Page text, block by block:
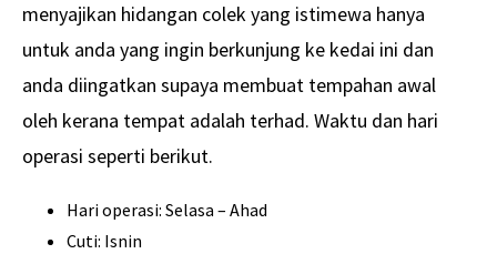
menyajikan hidangan colek yang istimewa hanya
untuk anda yang ingin berkunjung ke kedai ini dan
anda diingatkan supaya membuat tempahan awal
oleh kerana tempat adalah terhad. Waktu dan hari
operasi seperti berikut.
Hari operasi: Selasa – Ahad
Cuti: Isnin